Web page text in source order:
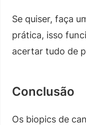
Se quiser, faça
prática, isso
acertar tudo de
Conclusão
Os biopics de